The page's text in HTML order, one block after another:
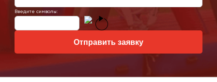
Введите символы:
Отправить заявку